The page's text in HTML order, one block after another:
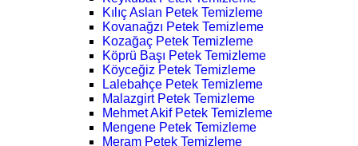
Kılıç Aslan Petek Temizleme
Kovanağzı Petek Temizleme
Kozağaç Petek Temizleme
Köprü Başı Petek Temizleme
Köyceğiz Petek Temizleme
Lalebahçe Petek Temizleme
Malazgirt Petek Temizleme
Mehmet Akif Petek Temizleme
Mengene Petek Temizleme
Meram Petek Temizleme